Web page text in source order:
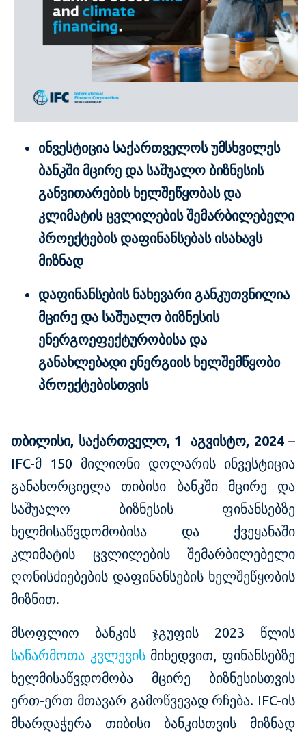
ინვესტიცია საქართველოს უმსხვილეს
ბანკში მცირე და საშუალო ბიზნესის
განვითარების ხელშეწყობას და
კლიმატის ცვლილების შემარბილებელი
პროექტების დაფინანსებას ისახავს
მიზნად
დაფინანსების ნახევარი განკუთვნილია
მცირე და საშუალო ბიზნესის
ენერგოეფექტურობისა და
განახლებადი ენერგიის ხელშემწყობი
პროექტებისთვის
თბილისი, საქართველო, 1 აგვისტო, 2024–
IFC-მ 150 მილიონი დოლარის ინვესტიცია
განახორციელა თიბისი ბანკში მცირე და
საშუალო ბიზნესის ფინანსებზე
ხელმისაწვდომობისა და ქვეყანაში
კლიმატის ცვლილების შემარბილებელი
ღონისძიებების დაფინანსების ხელშეწყობის
მიზნით.
მსოფლიო ბანკის ჯგუფის 2023 წლის
საწარმოთა კვლევისმიხედვით, ფინანსებზე
ხელმისაწვდომობა მცირე ბიზნესისთვის
ერთ-ერთ მთავარ გამოწვევად რჩება. IFC-ის
მხარდაჭერა თიბისი ბანკისთვის მიზნად